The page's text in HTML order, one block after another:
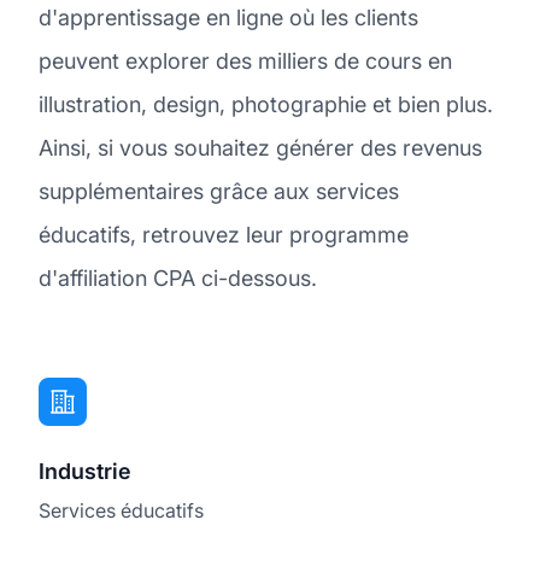
d'apprentissage en ligne où les clients
peuvent explorer des milliers de cours en
illustration, design, photographie et bien plus.
Ainsi, si vous souhaitez générer des revenus
supplémentaires grâce aux services
éducatifs, retrouvez leur programme
d'affiliation CPA ci-dessous.
Industrie
Services éducatifs